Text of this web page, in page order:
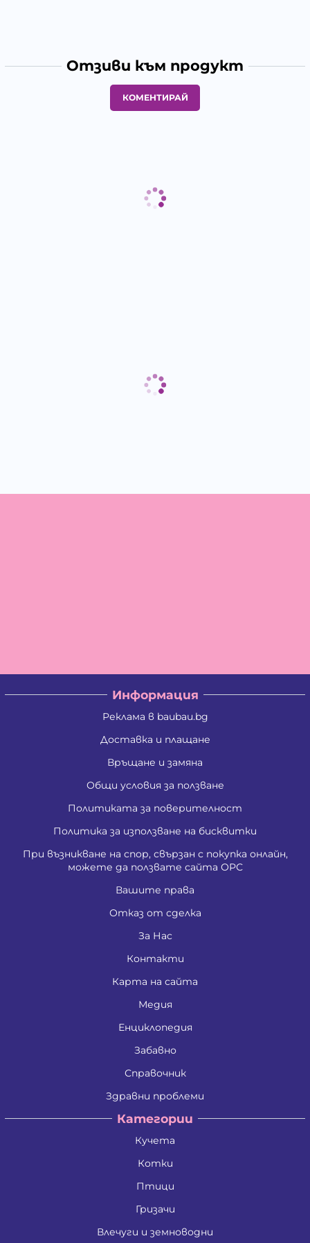
Отзиви към продукт
КОМЕНТИРАЙ
Информация
Реклама в baubau.bg
Доставка и плащане
Връщане и замяна
Общи условия за ползване
Политиката за поверителност
Политика за използване на бисквитки
При възникване на спор, свързан с покупка онлайн,
можете да ползвате сайта ОРС
Вашите права
Отказ от сделка
За Нас
Контакти
Карта на сайта
Медия
Енциклопедия
Забавно
Справочник
Здравни проблеми
Категории
Кучета
Котки
Птици
Гризачи
Влечуги и земноводни